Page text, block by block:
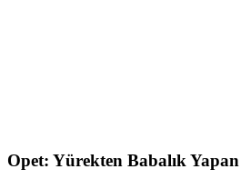
Opet: Yürekten Babalık